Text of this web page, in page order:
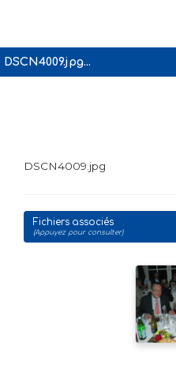
DSCN4009.jpg...
DSCN4009.jpg
Fichiers associés
(Appuyez pour consulter)